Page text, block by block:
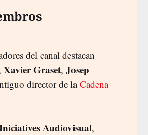
del canal destacan
Xavier Graset, Josep
director de laCadena
Audiovisual,